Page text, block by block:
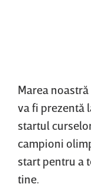
Marea
va fi prezentă
startul
campioni
start pentru a
tine.